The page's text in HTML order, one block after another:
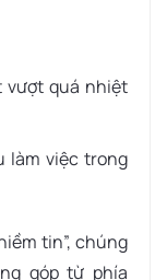
vượt quá nhiệt
làm việc trong
tin”, chúng
góp từ phía